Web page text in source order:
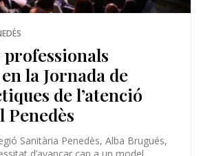
professionals
la Jornada de
de l’atenció
Sanitària Penedès, Alba Brugués,